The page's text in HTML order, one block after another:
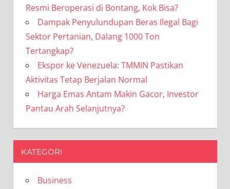
Resmi Beroperasi di Bontang, Kok Bisa?
Dampak Penyulundupan Beras Ilegal Bagi
Sektor Pertanian, Dalang 1000 Ton
Tertangkap?
Ekspor ke Venezuela: TMMIN Pastikan
Aktivitas Tetap Berjalan Normal
Harga Emas Antam Makin Gacor, Investor
Pantau Arah Selanjutnya?
KATEGORI
Business